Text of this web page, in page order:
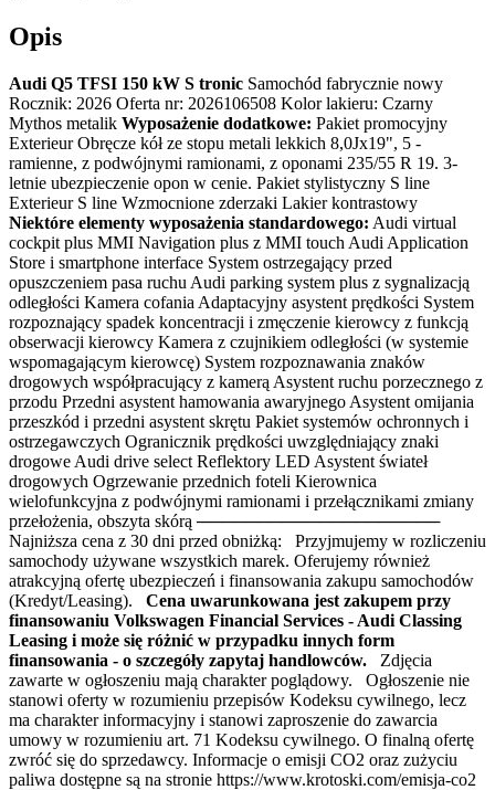
Opis
Audi Q5 TFSI 150 kW S tronic Samochód fabrycznie nowy
Rocznik: 2026 Oferta nr: 2026106508 Kolor lakieru: Czarny
Mythos metalik Wyposażenie dodatkowe: Pakiet promocyjny
Exterieur Obręcze kół ze stopu metali lekkich 8,0Jx19", 5 -
ramienne, z podwójnymi ramionami, z oponami 235/55 R 19. 3-
letnie ubezpieczenie opon w cenie. Pakiet stylistyczny S line
Exterieur S line Wzmocnione zderzaki Lakier kontrastowy
Niektóre elementy wyposażenia standardowego: Audi virtual
cockpit plus MMI Navigation plus z MMI touch Audi Application
Store i smartphone interface System ostrzegający przed
opuszczeniem pasa ruchu Audi parking system plus z sygnalizacją
odległości Kamera cofania Adaptacyjny asystent prędkości System
rozpoznający spadek koncentracji i zmęczenie kierowcy z funkcją
obserwacji kierowcy Kamera z czujnikiem odległości (w systemie
wspomagającym kierowcę) System rozpoznawania znaków
drogowych współpracujący z kamerą Asystent ruchu porzecznego z
przodu Przedni asystent hamowania awaryjnego Asystent omijania
przeszkód i przedni asystent skrętu Pakiet systemów ochronnych i
ostrzegawczych Ogranicznik prędkości uwzględniający znaki
drogowe Audi drive select Reflektory LED Asystent świateł
drogowych Ogrzewanie przednich foteli Kierownica
wielofunkcyjna z podwójnymi ramionami i przełącznikami zmiany
przełożenia, obszyta skórą ────────────────────
Najniższa cena z 30 dni przed obniżką: Przyjmujemy w rozliczeniu
samochody używane wszystkich marek. Oferujemy również
atrakcyjną ofertę ubezpieczeń i finansowania zakupu samochodów
(Kredyt/Leasing). Cena uwarunkowana jest zakupem przy
finansowaniu Volkswagen Financial Services - Audi Classing
Leasing i może się różnić w przypadku innych form
finansowania - o szczegóły zapytaj handlowców. Zdjęcia
zawarte w ogłoszeniu mają charakter poglądowy. Ogłoszenie nie
stanowi oferty w rozumieniu przepisów Kodeksu cywilnego, lecz
ma charakter informacyjny i stanowi zaproszenie do zawarcia
umowy w rozumieniu art. 71 Kodeksu cywilnego. O finalną ofertę
zwróć się do sprzedawcy. Informacje o emisji CO2 oraz zużyciu
paliwa dostępne są na stronie https://www.krotoski.com/emisja-co2